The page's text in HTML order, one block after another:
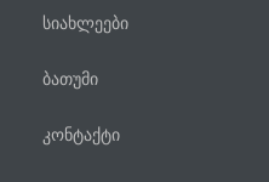
სიახლეები
ბათუმი
კონტაქტი